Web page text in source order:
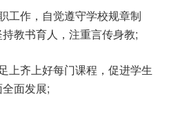
工作，自觉遵守学校规章制
教书育人，注重言传身教;
上齐上好每门课程，促进学生
面发展;